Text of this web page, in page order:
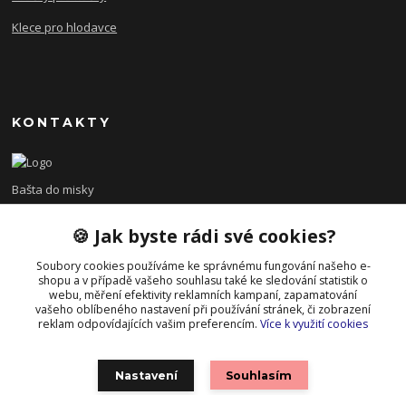
Klece pro hlodavce
KONTAKTY
Bašta do misky
+420 608 479 610
po - pá 8:00 - 15:00
info@bastadomisky.cz
🍪 Jak byste rádi své cookies?
Soubory cookies používáme ke správnému fungování našeho e-
shopu a v případě vašeho souhlasu také ke sledování statistik o
webu, měření efektivity reklamních kampaní, zapamatování
vašeho oblíbeného nastavení při používání stránek, či zobrazení
reklam odpovídajících vašim preferencím. Více k využití cookies
Nastavení Souhlasím